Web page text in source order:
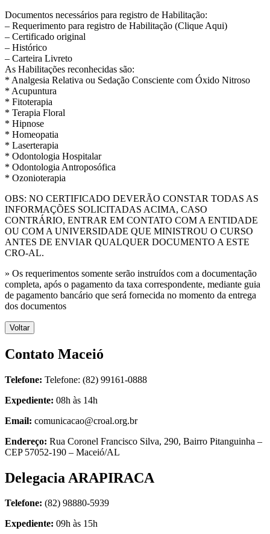
Documentos necessários para registro de Habilitação:
– Requerimento para registro de Habilitação (Clique Aqui)
– Certificado original
– Histórico
– Carteira Livreto
As Habilitações reconhecidas são:
* Analgesia Relativa ou Sedação Consciente com Óxido Nitroso
* Acupuntura
* Fitoterapia
* Terapia Floral
* Hipnose
* Homeopatia
* Laserterapia
* Odontologia Hospitalar
* Odontologia Antroposófica
* Ozonioterapia
OBS: NO CERTIFICADO DEVERÃO CONSTAR TODAS AS
INFORMAÇÕES SOLICITADAS ACIMA, CASO
CONTRÁRIO, ENTRAR EM CONTATO COM A ENTIDADE
OU COM A UNIVERSIDADE QUE MINISTROU O CURSO
ANTES DE ENVIAR QUALQUER DOCUMENTO A ESTE
CRO-AL.
» Os requerimentos somente serão instruídos com a documentação
completa, após o pagamento da taxa correspondente, mediante guia
de pagamento bancário que será fornecida no momento da entrega
dos documentos
Voltar
Contato Maceió
Telefone: Telefone: (82) 99161-0888
Expediente: 08h às 14h
Email: comunicacao@croal.org.br
Endereço: Rua Coronel Francisco Silva, 290, Bairro Pitanguinha –
CEP 57052-190 – Maceió/AL
Delegacia ARAPIRACA
Telefone: (82) 98880-5939
Expediente: 09h às 15h